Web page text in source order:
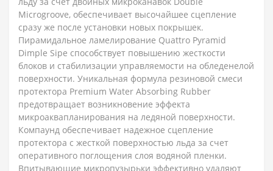
Microgroove, обеспечивает высочайшее сцепление
сразу же после установки новых покрышек.
Пирамидальное ламелирование Quattro Pyramid
Dimple Sipe способствует повышению жесткости
блоков и стабилизации управляемости на обледенелой
поверхности. Уникальная формула резиновой смеси
протектора Premium Water Absorbing Rubber
предотвращает возникновение эффекта
микроаквапланирования на ледяной поверхности.
Компаунд обеспечивает надежное сцепление
протектора с жесткой поверхностью льда за счет
оперативного поглощения слоя водяной пленки.
Впитывающие микропузырьки эффективно удаляют